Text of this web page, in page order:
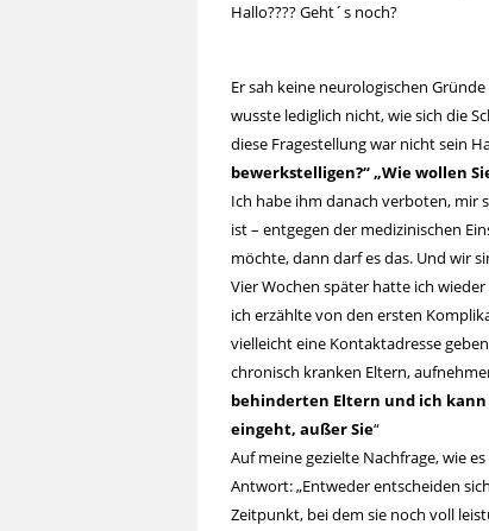
Hallo???? Geht´s noch?
Er sah keine neurologischen
wusste lediglich nicht, wie sich die
diese Fragestellung war nicht sein
bewerkstelligen?“ „Wie wollen
Ich habe ihm danach verboten, mir
ist – entgegen der medizinischen
möchte, dann darf es das. Und wir
Vier Wochen später hatte ich
ich erzählte von den ersten
vielleicht eine Kontaktadresse
chronisch kranken Eltern,
behinderten Eltern und ich
eingeht, außer Sie“
Auf meine gezielte Nachfrage, wie
Antwort: „Entweder entscheiden
Zeitpunkt, bei dem sie noch voll